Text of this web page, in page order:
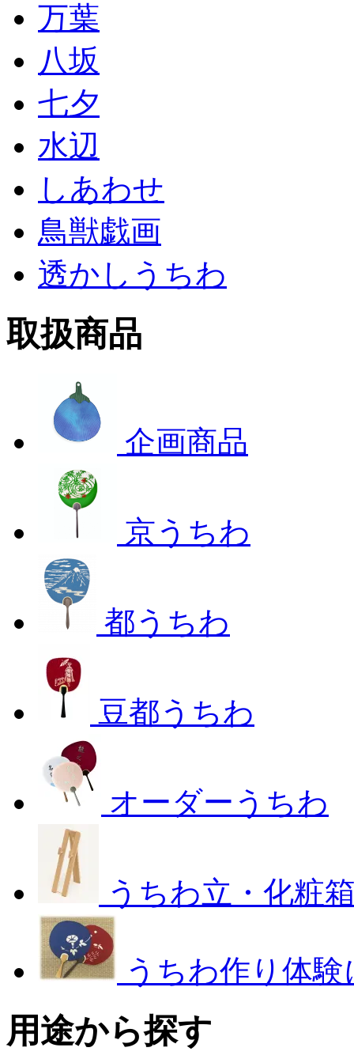
万葉
八坂
七夕
水辺
しあわせ
鳥獣戯画
透かしうちわ
取扱商品
企画商品
京うちわ
都うちわ
豆都うちわ
オーダーうちわ
うちわ立・化粧
うちわ作り体
用途から探す